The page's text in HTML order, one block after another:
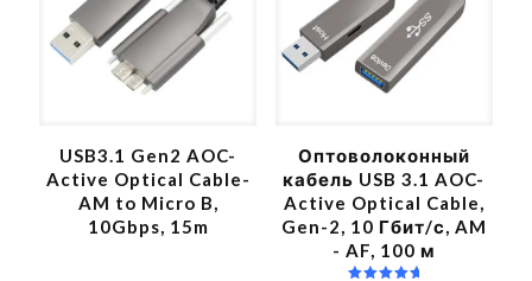
USB3.1 Gen2 AOC-
Active Optical Cable-
AM to Micro B,
10Gbps, 15m
Оптоволоконный
кабель USB 3.1 AOC-
Active Optical Cable,
Gen-2, 10 Гбит/с, AM
- AF, 100 м